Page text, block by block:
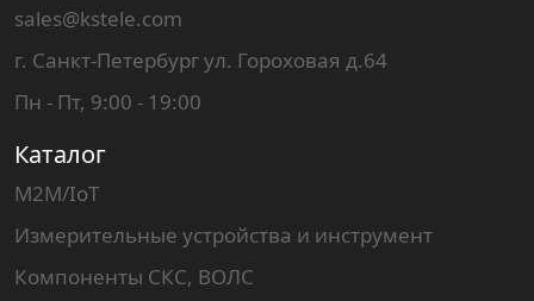
Каталог
M2M/IoT
Измерительные устройства и инструмент
Компоненты СКС, ВОЛС
sales@kstele.com
г. Санкт-Петербург ул. Гороховая д.64
Пн - Пт, 9:00 - 19:00